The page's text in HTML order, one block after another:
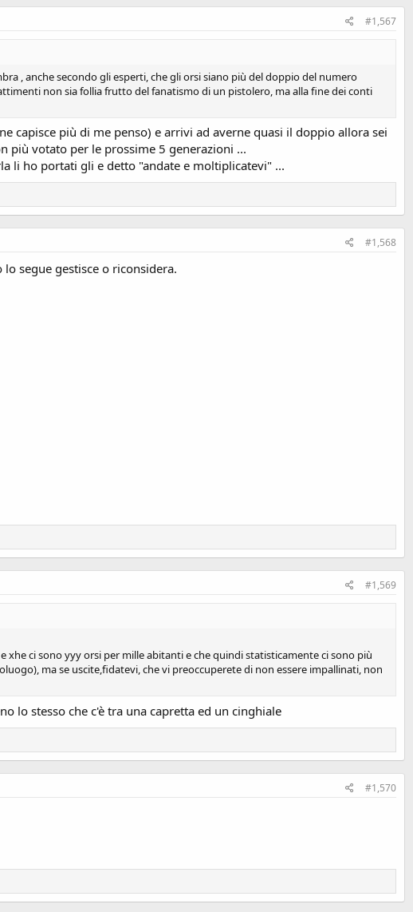
#1,567
, anche secondo gli esperti, che gli orsi siano più del doppio del numero
non sia follia frutto del fanatismo di un pistolero, ma alla fine dei conti
capisce più di me penso) e arrivi ad averne quasi il doppio allora sei
più votato per le prossime 5 generazioni ...
li ho portati gli e detto "andate e moltiplicatevi" ...
#1,568
segue gestisce o riconsidera.
#1,569
xhe ci sono yyy orsi per mille abitanti e che quindi statisticamente ci sono più
ma se uscite,fidatevi, che vi preoccuperete di non essere impallinati, non
lo stesso che c'è tra una capretta ed un cinghiale
#1,570